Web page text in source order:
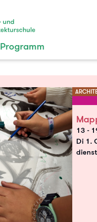
Programm
13 -
Di 1.